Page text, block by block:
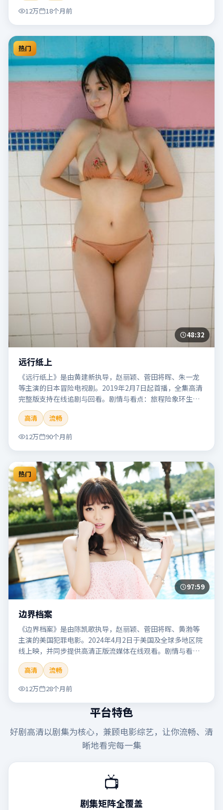
「日本」「2025」「2025-02-10上映」等关键词的影迷阅读
简介与主创信息。
12万
18个月前
热门
48:32
远行纸上
《远行纸上》是由黄建新执导，赵丽颖、菅田将晖、朱一龙
等主演的日本冒险电视剧。2019年2月7日起首播，全集高清
完整版支持在线追剧与回看。剧情与看点：旅程险象环生，
奇观与友情并行，带来沉浸式探险体验。本片适合检索「远
行纸上」「黄建新」「冒险」「日本」「2019」「2019-02-
07上映」等关键词的影迷阅读简介与主创信息。
高清
流畅
12万
90个月前
热门
97:59
边界档案
《边界档案》是由陈凯歌执导，赵丽颖、菅田将晖、黄渤等
主演的美国犯罪电影。2024年4月2日于美国及全球多地区院
线上映，并同步提供高清正版流媒体在线观看。剧情与看
点：聚焦案件与人性灰色地带，张力十足，兼具社会观察与
戏剧冲突。本片适合检索「边界档案」「陈凯歌」「犯罪」
「美国」「2024」「2024-04-02上映」等关键词的影迷阅读
简介与主创信息。
高清
流畅
12万
28个月前
平台特色
好剧高清以剧集为核心，兼顾电影综艺，让你流畅、清
晰地看完每一集
📺
剧集矩阵全覆盖